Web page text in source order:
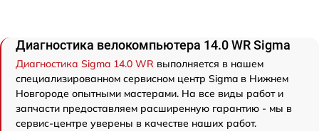
Диагностика велокомпьютера 14.0 WR Sigma
Диагностика Sigma 14.0 WR выполняется в нашем
специализированном сервисном центр Sigma в Нижнем
Новгороде опытными мастерами. На все виды работ и
запчасти предоставляем расширенную гарантию - мы в
сервис-центре уверены в качестве наших работ.